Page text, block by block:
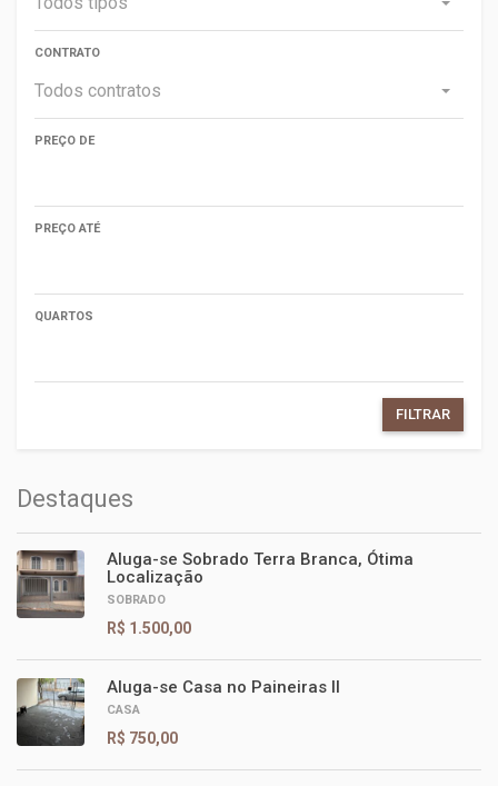
CONTRATO
Todos contratos
PREÇO DE
PREÇO ATÉ
QUARTOS
FILTRAR
Destaques
Aluga-se Sobrado Terra Branca, Ótima
Localização
SOBRADO
R$ 1.500,00
Aluga-se Casa no Paineiras II
CASA
R$ 750,00